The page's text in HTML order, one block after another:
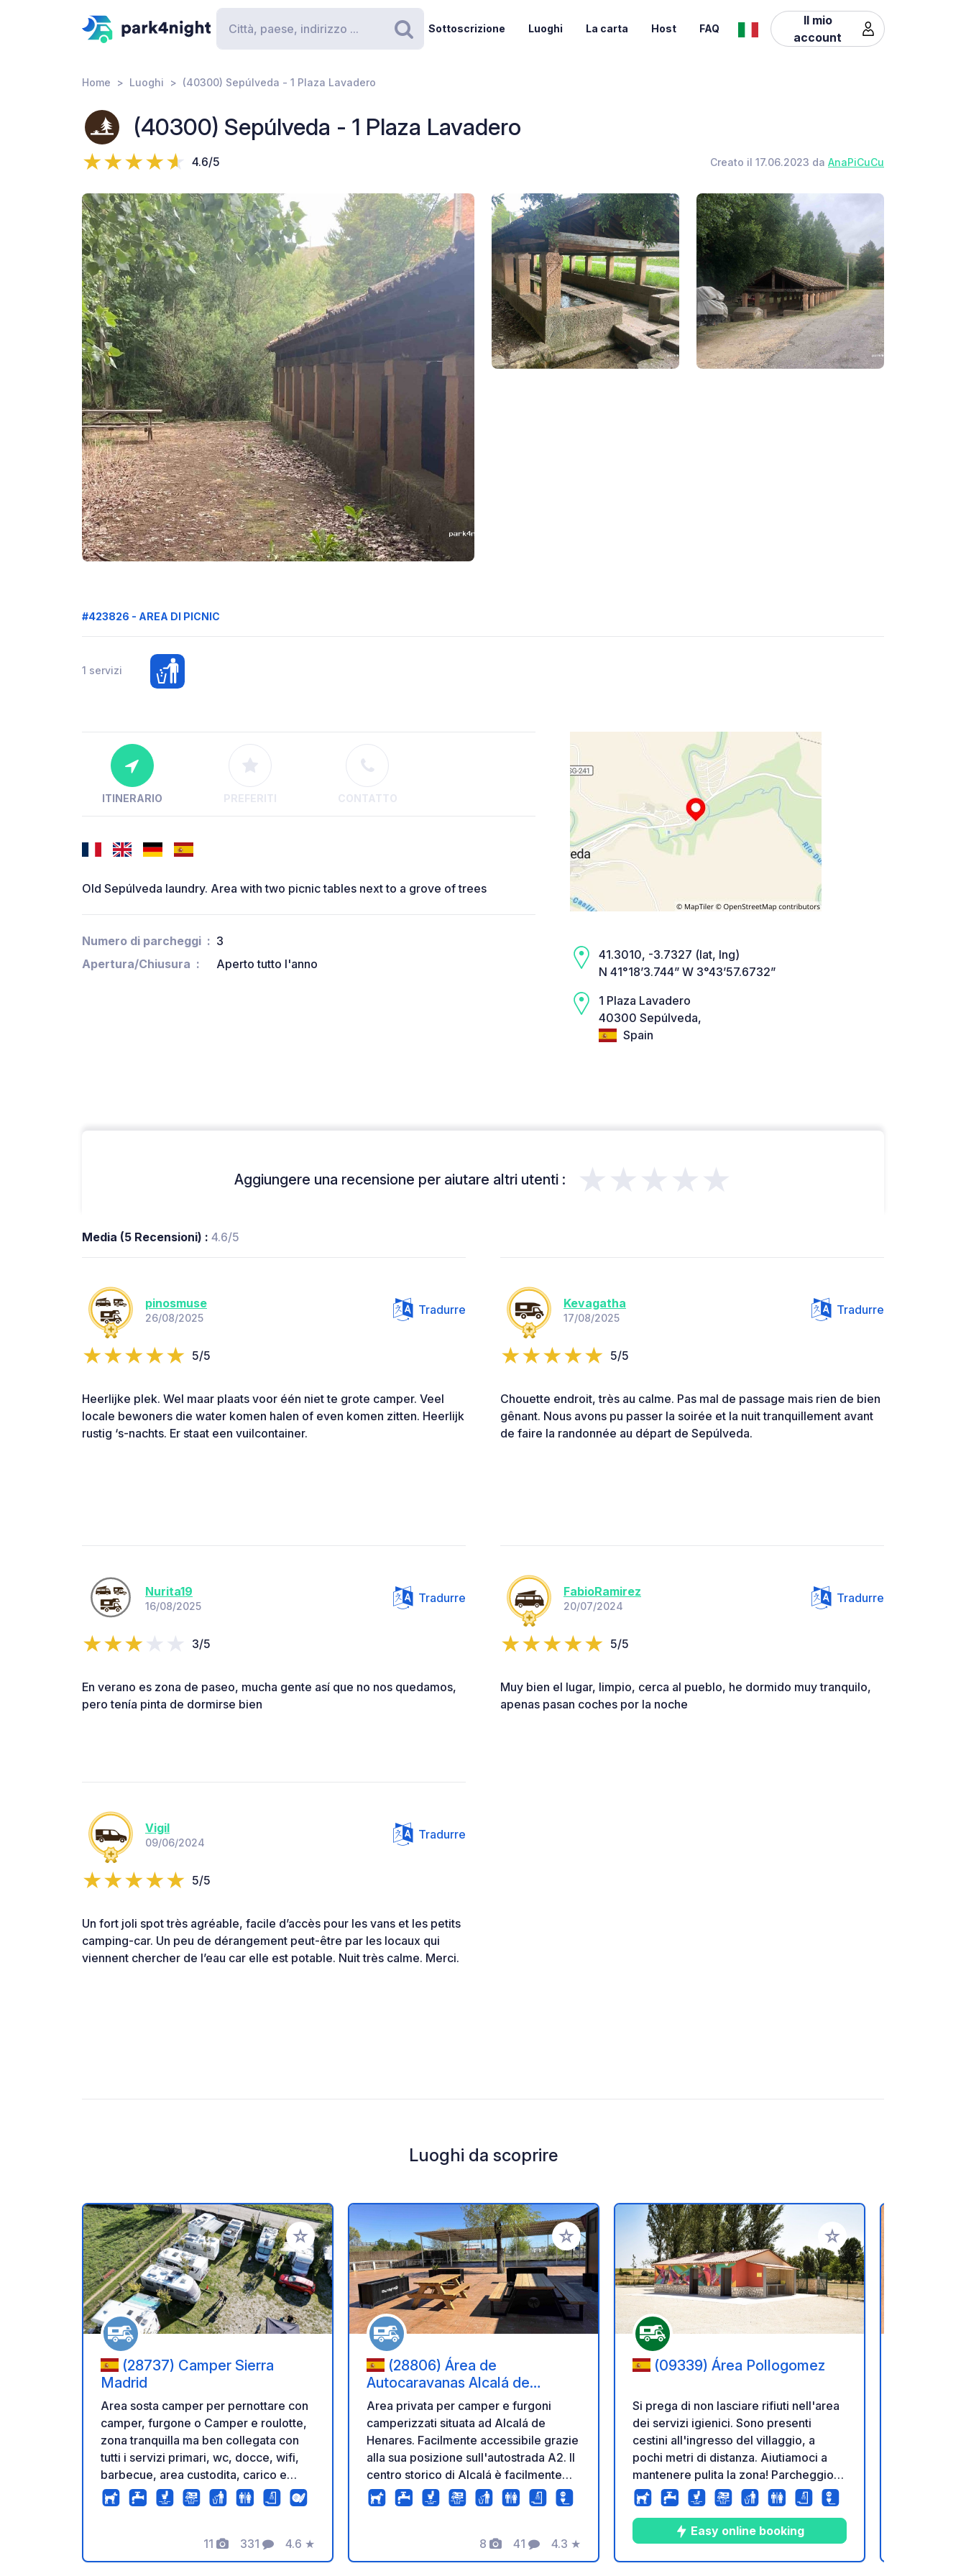
Ricerca
Sottoscrizione Luoghi La carta Host FAQ
Il mio
account
Home Luoghi (40300) Sepúlveda - 1 Plaza Lavadero
(40300) Sepúlveda - 1 Plaza Lavadero
4.6/5 Creato il 17.06.2023 da AnaPiCuCu
#423826 - AREA DI PICNIC
1 servizi
ITINERARIO PREFERITI CONTATTO
Old Sepúlveda laundry. Area with two picnic tables next to a grove of trees
Numero di parcheggi
3
Apertura/Chiusura
Aperto tutto l'anno
41.3010, -3.7327 (lat, lng)
N 41°18’3.744” W 3°43’57.6732”
1 Plaza Lavadero
40300 Sepúlveda,
Spain
Aggiungere una recensione per aiutare altri utenti : ★★★★★
Media (5 Recensioni) : 4.6/5
pinosmuse
26/08/2025
Tradurre
5/5
Heerlijke plek. Wel maar plaats voor één niet te grote camper. Veel
locale bewoners die water komen halen of even komen zitten. Heerlijk
rustig ‘s-nachts. Er staat een vuilcontainer.
Kevagatha
17/08/2025
Tradurre
5/5
Chouette endroit, très au calme. Pas mal de passage mais rien de bien
gênant. Nous avons pu passer la soirée et la nuit tranquillement avant
de faire la randonnée au départ de Sepúlveda.
Nurita19
16/08/2025
Tradurre
3/5
En verano es zona de paseo, mucha gente así que no nos quedamos,
pero tenía pinta de dormirse bien
FabioRamirez
20/07/2024
Tradurre
5/5
Muy bien el lugar, limpio, cerca al pueblo, he dormido muy tranquilo,
apenas pasan coches por la noche
Vigil
09/06/2024
Tradurre
5/5
Un fort joli spot très agréable, facile d’accès pour les vans et les petits
camping-car. Un peu de dérangement peut-être par les locaux qui
viennent chercher de l’eau car elle est potable. Nuit très calme. Merci.
Luoghi da scoprire
Aggiungi ai tuoi preferiti
(28737) Camper Sierra
Madrid
Area sosta camper per pernottare con
camper, furgone o Camper e roulotte,
zona tranquilla ma ben collegata con
tutti i servizi primari, wc, docce, wifi,
barbecue, area custodita, carico e
scarico acqua, lavabo, zone d'ombra
per mangiare, ecc.,Magnifica zona
luoghi incantevoli immersi nella natura
e vicini da visitare, a 1,5 km da Buitrago
11
Foto
331
Commenti
4.6
Valutazione
★
Aggiungi ai tuoi preferiti
(28806) Área de
Autocaravanas Alcalá de
Henares
Area privata per camper e furgoni
camperizzati situata ad Alcalá de
Henares. Facilmente accessibile grazie
alla sua posizione sull'autostrada A2. Il
centro storico di Alcalá è facilmente
raggiungibile, il che la rende un'ottima
base per visitare questa città
inoltre in una posizione comoda per
raggiungere Madrid con i mezzi
8
Foto
41
Commenti
4.3
Valutazione
★
Aggiungi ai tuoi preferiti
(09339) Área Pollogomez
Si prega di non lasciare rifiuti nell'area
dei servizi igienici. Sono presenti
cestini all'ingresso del villaggio, a
pochi metri di distanza. Aiutiamoci a
mantenere pulita la zona! Parcheggio
tranquillo per camper, situato in
un'ampia area recintata, ideale per
rilassarsi all'aperto. Parcheggio, servizi
igienici e smaltimento/riempimento dei
rifiuti sono gratuiti, previa registrazione
Easy online booking